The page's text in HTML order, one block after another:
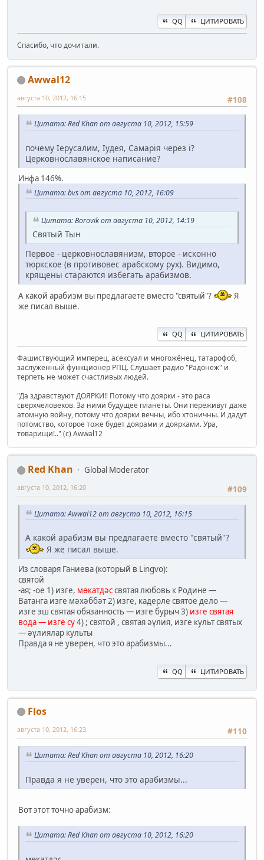
QQ ЦИТИРОВАТЬ
Спасибо, что дочитали.
Awwal12
#108
августа 10, 2012, 16:15
Цитата: Red Khan от августа 10, 2012, 15:59
почему Iерусалим, Iудея, Самарiя через i?
Церковнославянское написание?
Инфа 146%.
Цитата: bvs от августа 10, 2012, 16:09
Цитата: Borovik от августа 10, 2012, 14:19
Святый Тын
Первое - церковнославянизм, второе - исконно
тюркское (в противовес арабскому рух). Видимо,
крящены стараются избегать арабизмов.
А какой арабизм вы предлагаете вместо "святый"?
Я
же писал выше.
QQ ЦИТИРОВАТЬ
Фашиствующий имперец, асексуал и многожёнец, татарофоб,
заслуженный функционер РПЦ. Слушает радио "Радонеж" и
терпеть не может счастливых людей.
"Да здравствуют ДОЯРКИ!! Потому что доярки - это раса
сверхчеловеков. За ними будущее планеты. Они переживут даже
атомную войну, потому что доярки вечны, ибо хтоничны. И дадут
потомство, которое тоже будет доярами и доярками. Ура,
товарищи!.." (c) Awwal12
Red Khan
Global Moderator
#109
августа 10, 2012, 16:20
Цитата: Awwal12 от августа 10, 2012, 16:15
А какой арабизм вы предлагаете вместо "святый"?
Я же писал выше.
Из словаря Ганиева (который в Lingvo):
святой
-ая; -ое 1) изге, мөкатдәссвятая любовь к Родине —
Ватанга изге мәхәббәт 2) изге, кадерле святое дело —
изге эш святая обязанность — изге бурыч 3) изге святая
вода — изге су4) ; святой , святая әүлия, изге культ святых
— әүлиялар культы
Правда я не уверен, что это арабизмы...
QQ ЦИТИРОВАТЬ
Flos
#110
августа 10, 2012, 16:23
Цитата: Red Khan от августа 10, 2012, 16:20
Правда я не уверен, что это арабизмы...
Вот этот точно арабизм:
Цитата: Red Khan от августа 10, 2012, 16:20